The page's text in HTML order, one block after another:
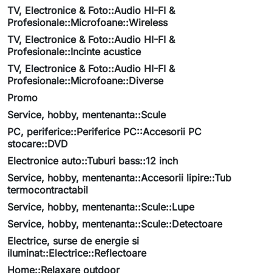
TV, Electronice & Foto::Audio HI-FI &
Profesionale::Microfoane::Wireless
TV, Electronice & Foto::Audio HI-FI &
Profesionale::Incinte acustice
TV, Electronice & Foto::Audio HI-FI &
Profesionale::Microfoane::Diverse
Promo
Service, hobby, mentenanta::Scule
PC, periferice::Periferice PC::Accesorii PC
stocare::DVD
Electronice auto::Tuburi bass::12 inch
Service, hobby, mentenanta::Accesorii lipire::Tub
termocontractabil
Service, hobby, mentenanta::Scule::Lupe
Service, hobby, mentenanta::Scule::Detectoare
Electrice, surse de energie si
iluminat::Electrice::Reflectoare
Home::Relaxare outdoor